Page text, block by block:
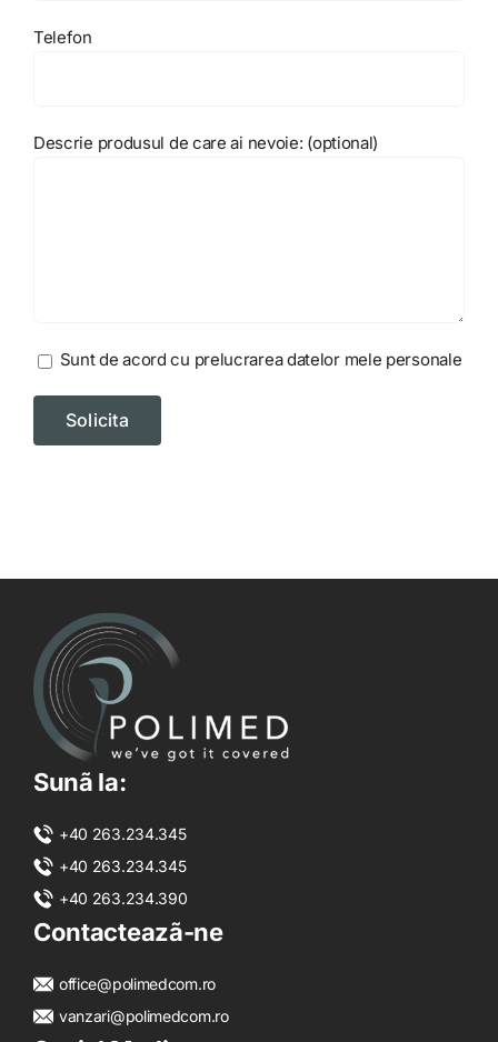
Telefon
Descrie produsul de care ai nevoie: (optional)
Sunt de acord cu prelucrarea datelor mele personale
Sunã la:
+40 263.234.345
+40 263.234.345
+40 263.234.390
Contacteazã-ne
office@polimedcom.ro
vanzari@polimedcom.ro